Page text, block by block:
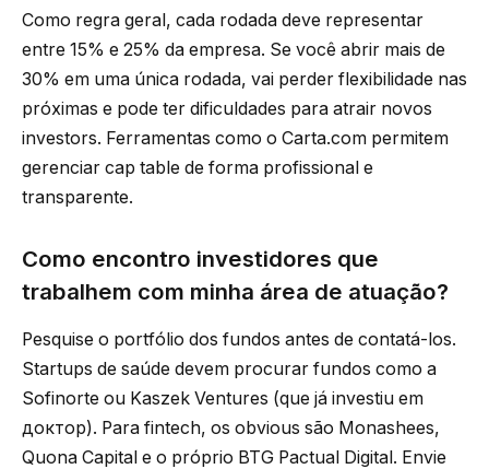
Como regra geral, cada rodada deve representar
entre 15% e 25% da empresa. Se você abrir mais de
30% em uma única rodada, vai perder flexibilidade nas
próximas e pode ter dificuldades para atrair novos
investors. Ferramentas como o Carta.com permitem
gerenciar cap table de forma profissional e
transparente.
Como encontro investidores que
trabalhem com minha área de atuação?
Pesquise o portfólio dos fundos antes de contatá-los.
Startups de saúde devem procurar fundos como a
Sofinorte ou Kaszek Ventures (que já investiu em
доктор). Para fintech, os obvious são Monashees,
Quona Capital e o próprio BTG Pactual Digital. Envie